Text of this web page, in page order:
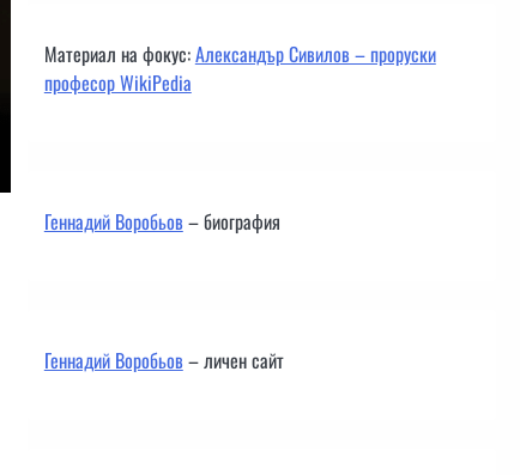
Материал на фокус:Александър Сивилов – проруски
професор WikiPedia
Геннадий Воробьов– биография
Геннадий Воробьов– личен сайт